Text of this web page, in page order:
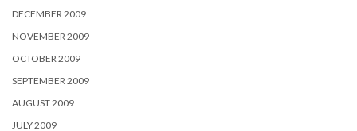
DECEMBER 2009
NOVEMBER 2009
OCTOBER 2009
SEPTEMBER 2009
AUGUST 2009
JULY 2009